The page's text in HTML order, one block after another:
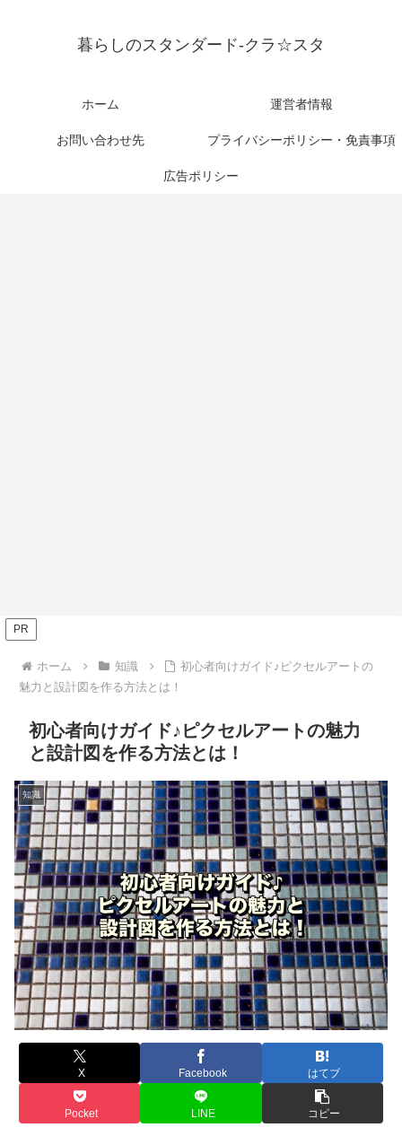
暮らしのスタンダード-クラ☆スタ
ホーム 運営者情報
お問い合わせ先 プライバシーポリシー・免責事項
広告ポリシー
PR
ホーム 知識
初心者向けガイド♪ピクセルアートの
魅力と設計図を作る方法とは！
初心者向けガイド♪ピクセルアートの魅力
と設計図を作る方法とは！
知識
X Facebook はてブ
Pocket LINE コピー